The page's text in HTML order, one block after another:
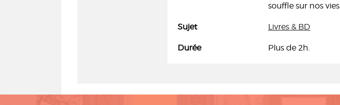
souffle sur nos vies
Sujet Livres & BD
Durée Plus de 2h.